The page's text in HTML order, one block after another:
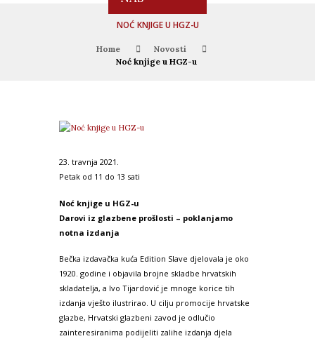
NOĆ KNJIGE U HGZ-U
Home
Novosti
Noć knjige u HGZ-u
23. travnja 2021.
Petak od 11 do 13 sati
Noć knjige u HGZ-u
Darovi iz glazbene prošlosti – poklanjamo
notna izdanja
Bečka izdavačka kuća Edition Slave djelovala je oko
1920. godine i objavila brojne skladbe hrvatskih
skladatelja, a Ivo Tijardović je mnoge korice tih
izdanja vješto ilustrirao. U cilju promocije hrvatske
glazbe, Hrvatski glazbeni zavod je odlučio
zainteresiranima podijeliti zalihe izdanja djela